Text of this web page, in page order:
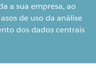
a sua empresa, ao
de uso da análise
dos dados centrais